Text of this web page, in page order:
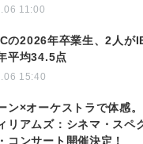
11:00
の2026年卒業生、2人が
平均34.5点
15:40
ン×オーケストラで体感。
リアムズ：シネマ・スペ
コンサート開催決定！